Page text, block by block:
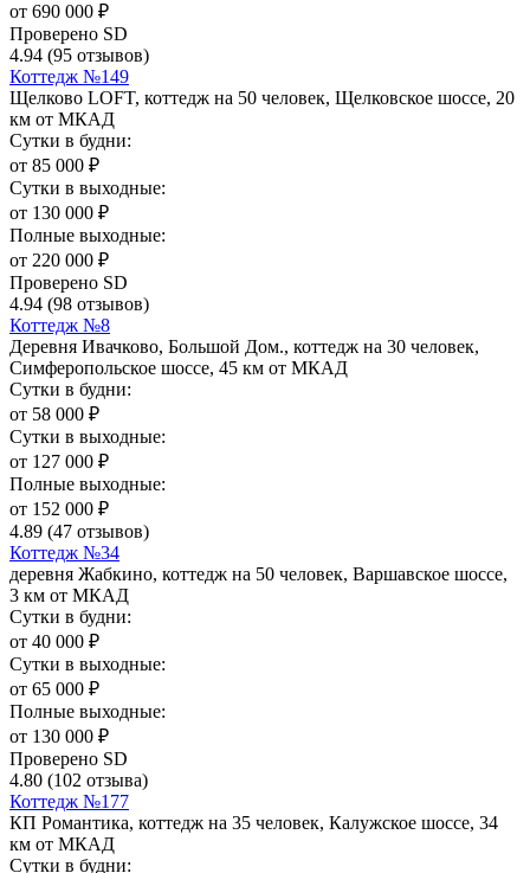
от 690 000 ₽
Проверено SD
4.94 (95 отзывов)
Коттедж №149
Щелково LOFT, коттедж на 50 человек, Щелковское шоссе, 20
км от МКАД
Сутки в будни:
от 85 000 ₽
Сутки в выходные:
от 130 000 ₽
Полные выходные:
от 220 000 ₽
Проверено SD
4.94 (98 отзывов)
Коттедж №8
Деревня Ивачково, Большой Дом., коттедж на 30 человек,
Симферопольское шоссе, 45 км от МКАД
Сутки в будни:
от 58 000 ₽
Сутки в выходные:
от 127 000 ₽
Полные выходные:
от 152 000 ₽
4.89 (47 отзывов)
Коттедж №34
деревня Жабкино, коттедж на 50 человек, Варшавское шоссе,
3 км от МКАД
Сутки в будни:
от 40 000 ₽
Сутки в выходные:
от 65 000 ₽
Полные выходные:
от 130 000 ₽
Проверено SD
4.80 (102 отзыва)
Коттедж №177
КП Романтика, коттедж на 35 человек, Калужское шоссе, 34
км от МКАД
Сутки в будни: